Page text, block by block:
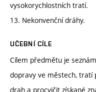
vysokorychlostních tratí.
13. Nekonvenční dráhy.
UČEBNÍ CÍLE
Cílem předmětu je
dopravy ve městech, tratí
drah a procvičit získané